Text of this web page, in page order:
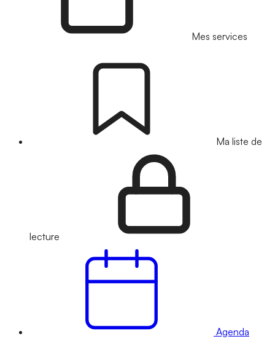
Mes services
Ma liste de
lecture
Agenda